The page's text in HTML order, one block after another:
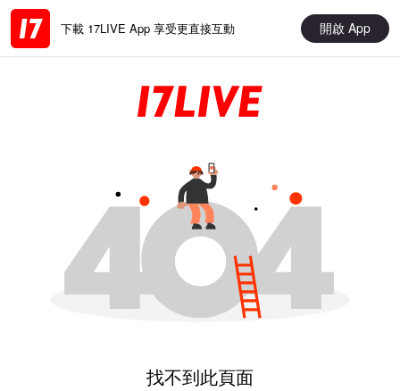
下載 17LIVE App 享受更直接互動 開啟 App
找不到此頁面